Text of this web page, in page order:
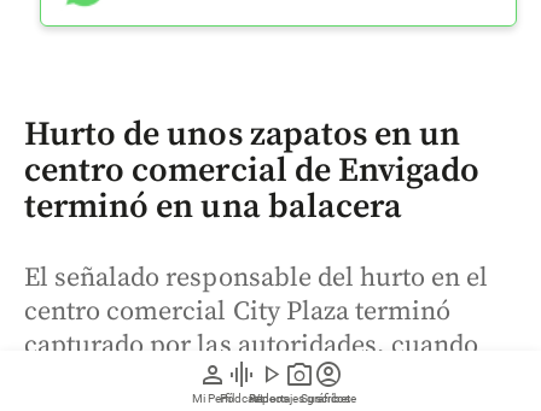
person
Mi Perfil
graphic_eq
Pódcast
play_arrow
Videos
photo_camera
Reportajes gráficos
account_circle
Suscríbete
Hurto de unos zapatos en un
centro comercial de Envigado
terminó en una balacera
El señalado responsable del hurto en el
centro comercial City Plaza terminó
capturado por las autoridades, cuando
intentaba escapar con el calzado que se